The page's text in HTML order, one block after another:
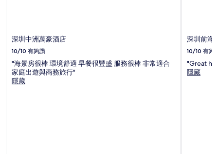
情
況
能
會
有
深圳中洲萬豪酒店
10/10 有夠讚
"海景房很棒 環境舒適 早餐很豐盛 服務很棒 非常適合
家庭出遊與商務旅行"
隱藏
深圳前海
10/10 有夠
"Great
隱藏